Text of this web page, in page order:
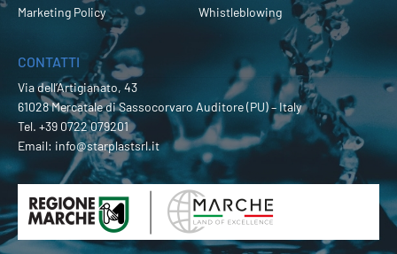
Marketing Policy
Whistleblowing
CONTATTI
Via dell’Artigianato, 43
61028 Mercatale di Sassocorvaro Auditore (PU) – Italy
Tel. +39 0722 079201
Email: info@starplastsrl.it